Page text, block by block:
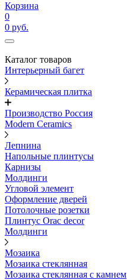
Корзина
0
0 руб.
Каталог товаров
Интерьерный багет
Керамическая плитка
Производство Россия
Modern Ceramics
Лепнина
Напольные плинтусы
Карнизы
Молдинги
Угловой элемент
Оформление дверей
Потолочные розетки
Плинтус Orac decor
Молдинги
Мозаика
Мозаика стеклянная
Мозаика стеклянная с камнем